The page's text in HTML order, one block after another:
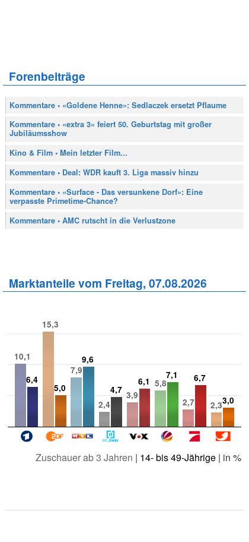
Forenbeiträge
Kommentare • «Goldene Henne»: Sedlaczek ersetzt Pflaume
Kommentare • «extra 3» feiert 50. Geburtstag mit großer
Jubiläumsshow
Kino & Film • Mein letzter Film...
Kommentare • Deal: WDR kauft 3. Liga massiv hinzu
Kommentare • «Surface - Das versunkene Dorf»: Eine
verpasste Primetime-Chance?
Kommentare • AMC rutscht in die Verlustzone
Marktanteile vom Freitag, 07.08.2026
10,1
15,3
7,9
2,4
3,9
5,8
2,7
2,3
6,4
5,0
9,6
4,7
6,1
7,1 6,7
3,0
Zuschauer ab 3 Jahren | 14- bis 49-Jährige| in %